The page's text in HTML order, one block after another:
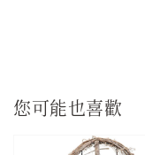
您可能也喜歡